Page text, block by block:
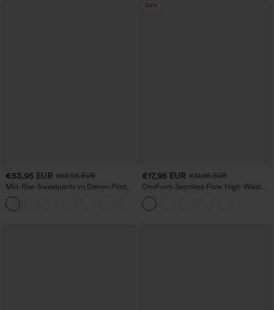
€53,95 EUR €62,95 EUR
Mid-Rise-Sweatpants im Denim-Print
aus French Terry, lässig, mit Taschen
Sale
€17,95 EUR €31,95 EUR
OneForm Seamless Flow High-Waist
Yogaleggings – nahtlos, mit hoher
Taille, bauchformend und mit
Hebeeffekt für den Po